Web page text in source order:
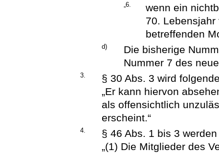
„6.
wenn ein
70.
betreffenden
d)
Die bisherige
Nummer 7 des
3.
§ 30 Abs. 3 wird
„Er kann hiervon
als offensichtlich
erscheint.“
4.
§ 46 Abs. 1 bis 3
„(1) Die Mitglieder des